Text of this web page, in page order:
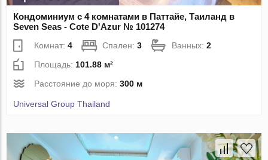
Кондоминиум с 4 комнатами в Паттайе, Таиланд в
Seven Seas - Cote D'Azur № 101274
Комнат:4 Спален:3 Ванных:2
Площадь: 101.88 м²
Расстояние до моря:300 м
Universal Group Thailand